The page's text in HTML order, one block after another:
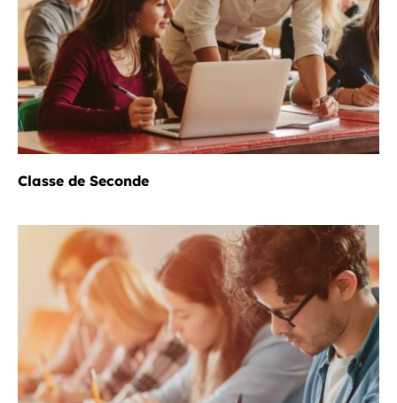
Classe de Seconde